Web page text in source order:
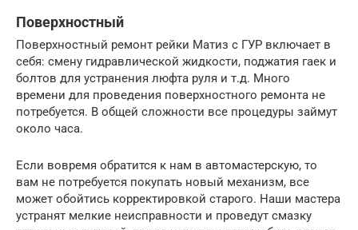
Поверхностный
Поверхностный ремонт рейки Матиз с ГУР включает в
себя: смену гидравлической жидкости, поджатия гаек и
болтов для устранения люфта руля и т.д. Много
времени для проведения поверхностного ремонта не
потребуется. В общей сложности все процедуры займут
около часа.
Если вовремя обратится к нам в автомастерскую, то
вам не потребуется покупать новый механизм, все
может обойтись корректировкой старого. Наши мастера
устранят мелкие неисправности и проведут смазку